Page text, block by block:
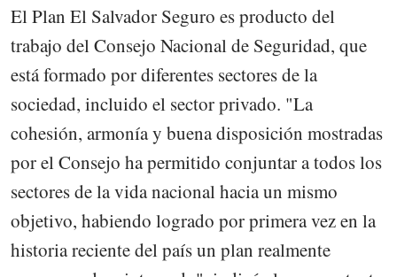
El Plan El Salvador Seguro es producto del
trabajo del Consejo Nacional de Seguridad, que
está formado por diferentes sectores de la
sociedad, incluido el sector privado. "La
cohesión, armonía y buena disposición mostradas
por el Consejo ha permitido conjuntar a todos los
sectores de la vida nacional hacia un mismo
objetivo, habiendo logrado por primera vez en la
historia reciente del país un plan realmente